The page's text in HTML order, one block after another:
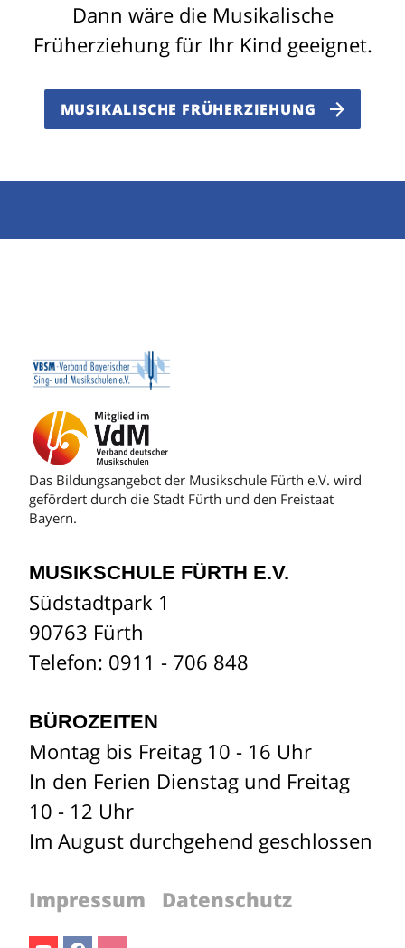
Dann wäre die Musikalische
Früherziehung für Ihr Kind geeignet.
MUSIKALISCHE FRÜHERZIEHUNG
Das Bildungsangebot der Musikschule Fürth e.V. wird
gefördert durch die Stadt Fürth und den Freistaat
Bayern.
MUSIKSCHULE FÜRTH E.V.
Südstadtpark 1
90763 Fürth
Telefon: 0911 - 706 848
BÜROZEITEN
Montag bis Freitag 10 - 16 Uhr
In den Ferien Dienstag und Freitag
10 - 12 Uhr
Im August durchgehend geschlossen
Impressum Datenschutz